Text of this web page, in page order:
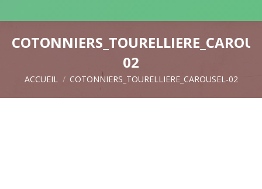
02
Vous êtes ici :
ACCUEIL COTONNIERS_TOURELLIERE_CAROUSEL-02